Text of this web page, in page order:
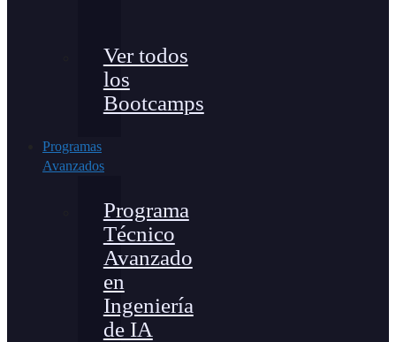
Ver todos
los
Bootcamps
Programas
Avanzados
Programa
Técnico
Avanzado
en
Ingeniería
de IA